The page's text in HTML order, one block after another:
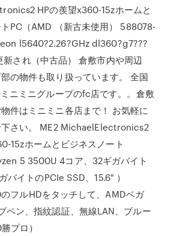
HPの羨望x360-15zホームと
PC（AMD （新古未使用） 588078-
l5640?2.26?GHz dl360?g7???
され（中古品） 倉敷市内や周辺
の物件も取り扱っています。 全国
ニミニグループのfc店です。。倉敷
件はミニミニ各店まで！ お気軽に
下さい。 ME2 MichaelElectronics2
15zホームとビジネスノート
5 3500U 4コア、32ギガバイト
バイトのPCIe SSD、15.6" ）
のフルHDをタッチして、AMDベガ
ペン、指紋認証、無線LAN、ブルー
プロ）